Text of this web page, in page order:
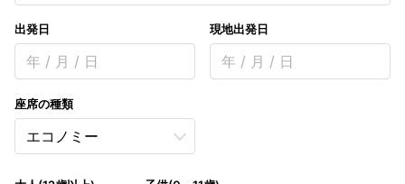
出発日
年 / 月 / 日
現地出発日
年 / 月 / 日
座席の種類